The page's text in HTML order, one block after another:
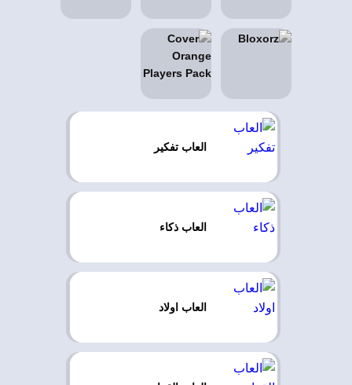
العاب تفكير
العاب ذكاء
العاب اولاد